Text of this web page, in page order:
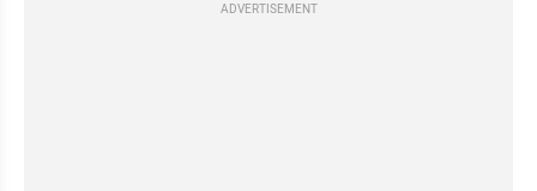
ADVERTISEMENT